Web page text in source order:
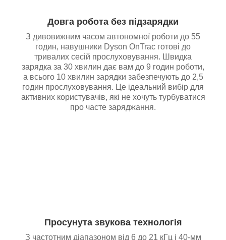
Довга робота без підзарядки
З дивовижним часом автономної роботи до 55
годин, навушники Dyson OnTrac готові до
тривалих сесій прослуховування. Швидка
зарядка за 30 хвилин дає вам до 9 годин роботи,
а всього 10 хвилин зарядки забезпечують до 2,5
годин прослуховування. Це ідеальний вибір для
активних користувачів, які не хочуть турбуватися
про часте заряджання.
Просунута звукова технологія
З частотним діапазоном від 6 до 21 кГц і 40-мм